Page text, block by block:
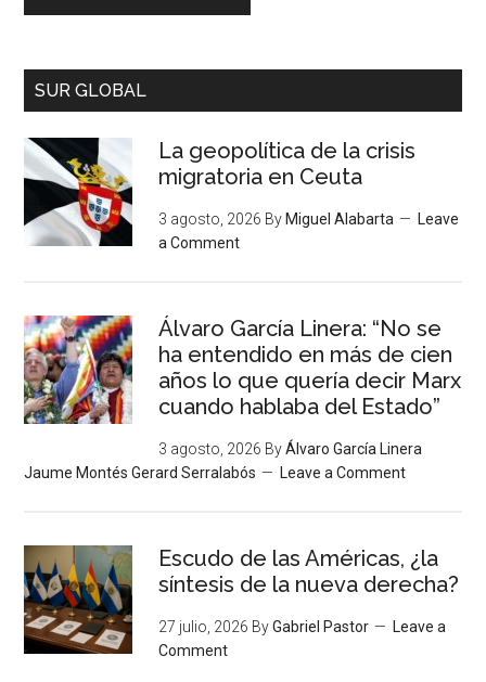
SUR GLOBAL
La geopolítica de la crisis
migratoria en Ceuta
3 agosto, 2026 By Miguel Alabarta
Leave
a Comment
Álvaro García Linera: “No se
ha entendido en más de cien
años lo que quería decir Marx
cuando hablaba del Estado”
3 agosto, 2026 ByÁlvaro García Linera
Jaume Montés Gerard Serralabós
Leave a Comment
Escudo de las Américas, ¿la
síntesis de la nueva derecha?
27 julio, 2026 ByGabriel Pastor
Leave a
Comment